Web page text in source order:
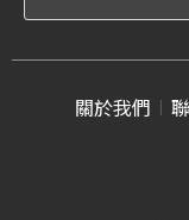
關於我們